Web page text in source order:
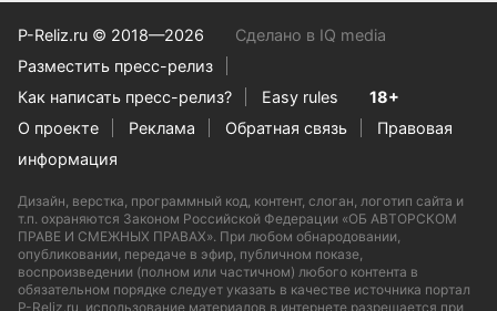
P-Reliz.ru © 2018—2026
Сделано в IQ media
Разместить пресс-релиз
Как написать пресс-релиз?
Easy rules
18+
О проекте
Реклама Обратная связь
Правовая
информация
Дизайн, верстка, программный код, контент, слоган, логотип сайта и
т.п. охраняются Законом Российской Федерации «ОБ АВТОРСКОМ
ПРАВЕ И СМЕЖНЫХ ПРАВАХ». При любом обнародовании,
опубликовании, передаче в эфир, публичном показе,
воспроизведении (полном или частичном) любого контента в
обязательном порядке следует указать в качестве источника портал
P-Reliz.ru, использование материалов в интернете разрешается при